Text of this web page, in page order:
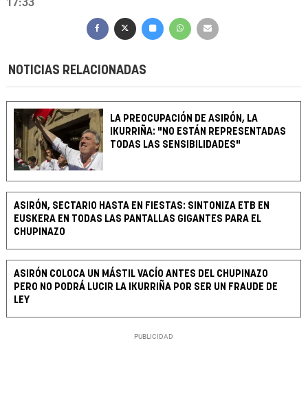
NOTICIAS RELACIONADAS
LA PREOCUPACIÓN DE ASIRÓN, LA
IKURRIÑA: "NO ESTÁN REPRESENTADAS
TODAS LAS SENSIBILIDADES"
ASIRÓN, SECTARIO HASTA EN FIESTAS: SINTONIZA ETB EN
EUSKERA EN TODAS LAS PANTALLAS GIGANTES PARA EL
CHUPINAZO
ASIRÓN COLOCA UN MÁSTIL VACÍO ANTES DEL CHUPINAZO
PERO NO PODRÁ LUCIR LA IKURRIÑA POR SER UN FRAUDE DE
LEY